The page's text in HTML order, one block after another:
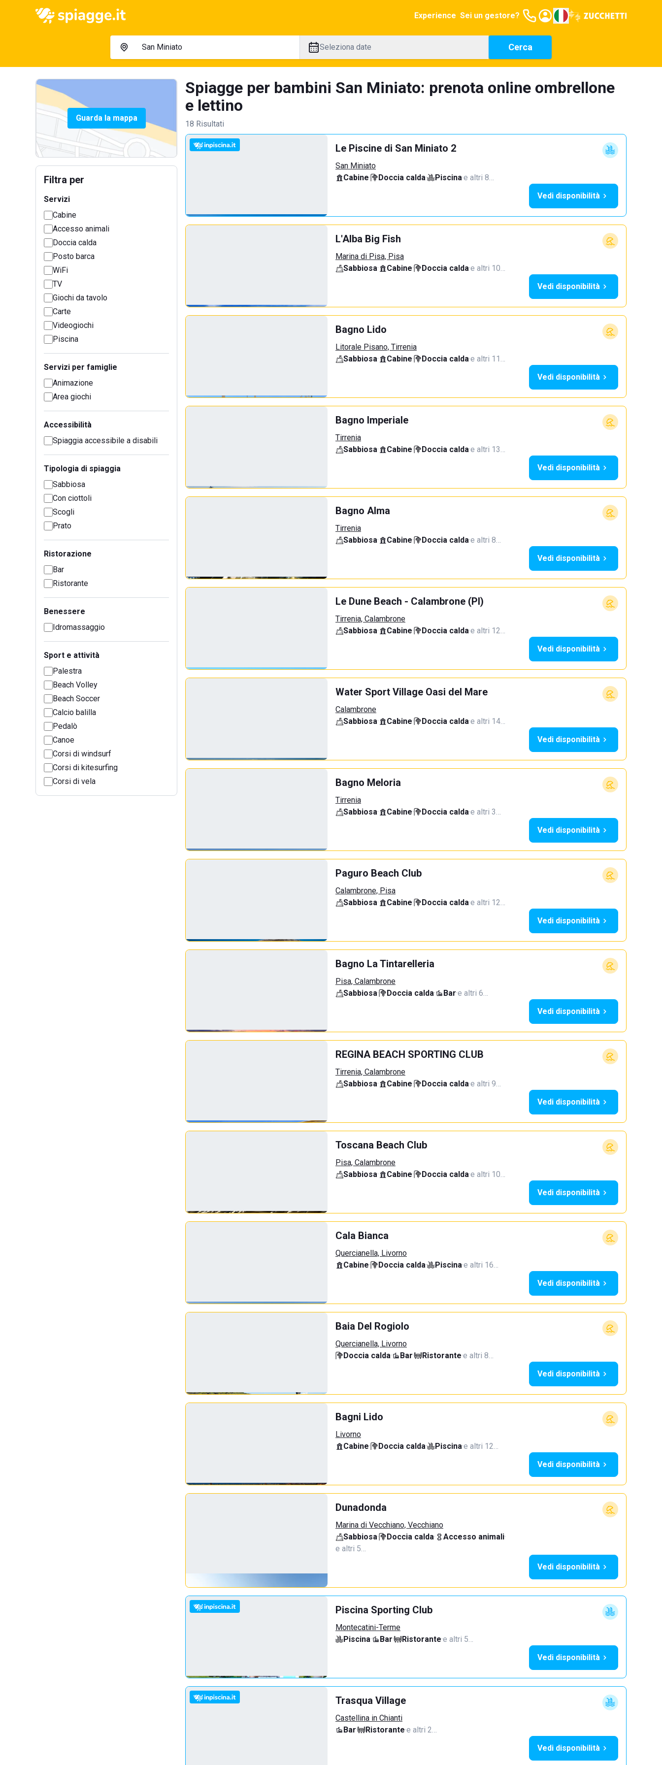
Experience Sei un gestore?
Seleziona date Cerca
Guarda la mappa
Filtra per
Servizi
Cabine
Accesso animali
Doccia calda
Posto barca
WiFi
TV
Giochi da tavolo
Carte
Videogiochi
Piscina
Servizi per famiglie
Animazione
Area giochi
Accessibilità
Spiaggia accessibile a disabili
Tipologia di spiaggia
Sabbiosa
Con ciottoli
Scogli
Prato
Ristorazione
Bar
Ristorante
Benessere
Idromassaggio
Sport e attività
Palestra
Beach Volley
Beach Soccer
Calcio balilla
Pedalò
Canoe
Corsi di windsurf
Corsi di kitesurfing
Corsi di vela
Spiagge per bambini San Miniato: prenota online ombrellone
e lettino
18 Risultati
Le Piscine di San Miniato 2
San Miniato
Cabine· Doccia calda· Piscina·e altri 8…
Vedi disponibilità
L'Alba Big Fish
Marina di Pisa, Pisa
Sabbiosa· Cabine· Doccia calda·e altri 10…
Vedi disponibilità
Bagno Lido
Litorale Pisano, Tirrenia
Sabbiosa· Cabine· Doccia calda·e altri 11…
Vedi disponibilità
Bagno Imperiale
Tirrenia
Sabbiosa· Cabine· Doccia calda·e altri 13…
Vedi disponibilità
Bagno Alma
Tirrenia
Sabbiosa· Cabine· Doccia calda·e altri 8…
Vedi disponibilità
Le Dune Beach - Calambrone (PI)
Tirrenia, Calambrone
Sabbiosa· Cabine· Doccia calda·e altri 12…
Vedi disponibilità
Water Sport Village Oasi del Mare
Calambrone
Sabbiosa· Cabine· Doccia calda·e altri 14…
Vedi disponibilità
Bagno Meloria
Tirrenia
Sabbiosa· Cabine· Doccia calda·e altri 3…
Vedi disponibilità
Paguro Beach Club
Calambrone, Pisa
Sabbiosa· Cabine· Doccia calda·e altri 12…
Vedi disponibilità
Bagno La Tintarelleria
Pisa, Calambrone
Sabbiosa· Doccia calda· Bar·e altri 6…
Vedi disponibilità
REGINA BEACH SPORTING CLUB
Tirrenia, Calambrone
Sabbiosa· Cabine· Doccia calda·e altri 9…
Vedi disponibilità
Toscana Beach Club
Pisa, Calambrone
Sabbiosa· Cabine· Doccia calda·e altri 10…
Vedi disponibilità
Cala Bianca
Quercianella, Livorno
Cabine· Doccia calda· Piscina·e altri 16…
Vedi disponibilità
Baia Del Rogiolo
Quercianella, Livorno
Doccia calda· Bar· Ristorante·e altri 8…
Vedi disponibilità
Bagni Lido
Livorno
Cabine· Doccia calda· Piscina·e altri 12…
Vedi disponibilità
Dunadonda
Marina di Vecchiano, Vecchiano
Sabbiosa· Doccia calda· Accesso animali·
e altri 5…
Vedi disponibilità
Piscina Sporting Club
Montecatini-Terme
Piscina· Bar· Ristorante·e altri 5…
Vedi disponibilità
Trasqua Village
Castellina in Chianti
Bar· Ristorante·e altri 2…
Vedi disponibilità